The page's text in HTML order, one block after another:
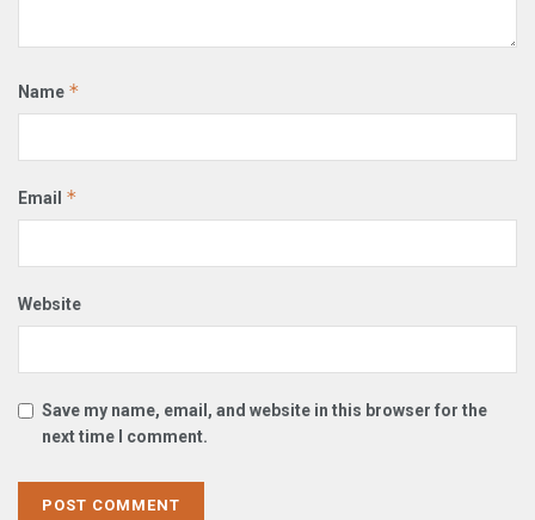
Name *
Email *
Website
Save my name, email, and website in this browser for the
next time I comment.